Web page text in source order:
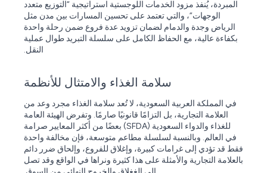
المبردة، يُنفذ مزود الخدمات اللوجستية استراتيجية “التوزيع متعدد
الوجهات”، والتي تعتمد على تحسين المسارات بين مدن مثل
الرياض وجدة والدمام لضمان تزويد عدة فروع ضمن رحلة واحدة
بكفاءة عالية، مع الحفاظ الكامل على سلسلة التبريد طوال عملية
النقل.
سلامة الغذاء والامتثال للأنظمة
في المملكة العربية السعودية، لا تُعد سلامة الغذاء مجرد وعد من
العلامة التجارية، بل التزامًا قانونيًا صارمًا. وتفرض الهيئة العامة
للغذاء والدواء السعودية (SFDA) بعضًا من أكثر المعايير صرامة
في العالم. وبالنسبة لسلسلة مطاعم متوسعة، فإن مخالفة واحدة
فقط قد تؤدي إلى غرامات كبيرة، وإغلاق للفروع، وإلحاق ضرر دائم
بالعلامة التجارية والأمثلة على هذا كثيرة ونراها في الواقع وقد تصل